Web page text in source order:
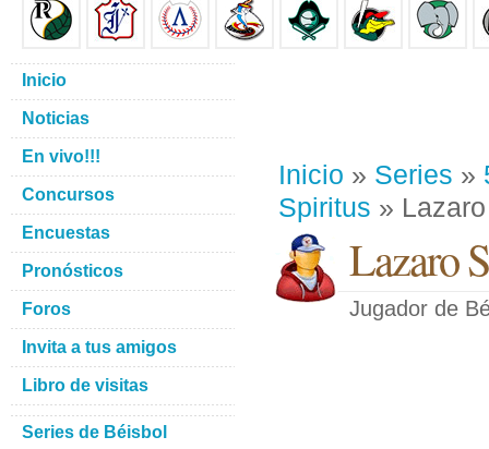
Inicio » Series »
Spiritus »
Lazaro
Jugador de
Inicio
Noticias
En vivo!!!
Concursos
Encuestas
Pronósticos
Foros
Invita a tus amigos
Libro de visitas
Series de Béisbol